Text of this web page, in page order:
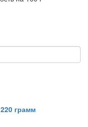
220 грамм